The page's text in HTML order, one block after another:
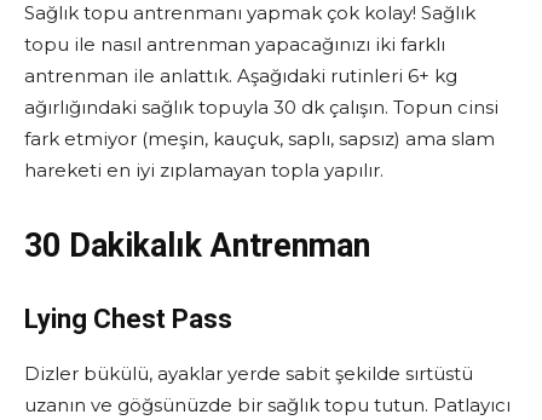
Sağlık topu antrenmanı yapmak çok kolay! Sağlık
topu ile nasıl antrenman yapacağınızı iki farklı
antrenman ile anlattık. Aşağıdaki rutinleri 6+ kg
ağırlığındaki sağlık topuyla 30 dk çalışın. Topun cinsi
fark etmiyor (meşin, kauçuk, saplı, sapsız) ama slam
hareketi en iyi zıplamayan topla yapılır.
30 Dakikalık Antrenman
Lying Chest Pass
Dizler bükülü, ayaklar yerde sabit şekilde sırtüstü
uzanın ve göğsünüzde bir sağlık topu tutun. Patlayıcı